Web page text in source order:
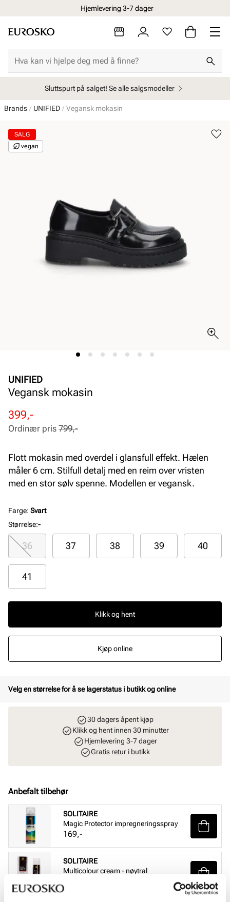
Hjemlevering 3-7 dager
Sluttspurt på salget! Se alle salgsmodeller
Brands UNIFIED Vegansk mokasin
SALG
vegan
UNIFIED
Vegansk mokasin
Rabattert
pris
399,-
Ordinær
pris
Ordinær pris 799,-
Flott mokasin med overdel i glansfull effekt. Hælen
måler 6 cm. Stilfull detalj med en reim over vristen
med en stor sølv spenne. Modellen er vegansk.
Farge: Svart
Størrelse:-
36 37 38 39 40
41
Klikk og hent
Kjøp online
Velg en størrelse for å se lagerstatus i butikk og online
30 dagers åpent kjøp
Klikk og hent innen 30 minutter
Hjemlevering 3-7 dager
Gratis retur i butikk
Anbefalt tilbehør
SOLITAIRE
Magic Protector impregneringsspray
Pris
169,-
SOLITAIRE
Multicolour cream - nøytral